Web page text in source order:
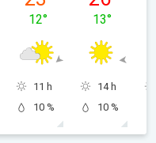
12°
11 h
10 %
13°
14 h
10 %